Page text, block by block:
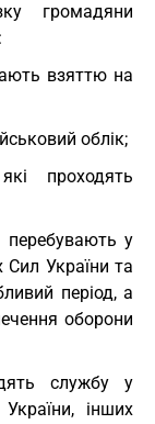
громадяни
взяттю на
облік;
проходять
перебувають у
Сил України та
період, а
оборони
службу у
інших